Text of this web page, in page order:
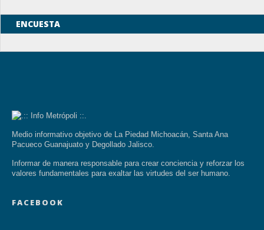
ENCUESTA
Medio informativo objetivo de La Piedad Michoacán, Santa Ana
Pacueco Guanajuato y Degollado Jalisco.
Informar de manera responsable para crear conciencia y reforzar los
valores fundamentales para exaltar las virtudes del ser humano.
FACEBOOK